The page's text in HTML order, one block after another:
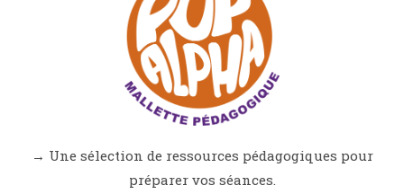
→ Une sélection de ressources pédagogiques pour
préparer vos séances.